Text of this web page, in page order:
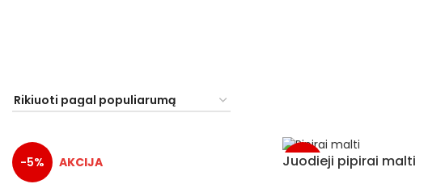
-5% -5%
Juodieji pipirai malti